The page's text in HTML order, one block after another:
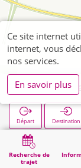
Recherche de
trajet
Pattern
Départ Destination
Démarrage
Ce site internet
internet, vous
nos services.
En savoir plus